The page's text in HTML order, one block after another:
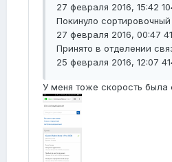
27 февраля 2016, 15:42
Покинуло сортировочный
27 февраля 2016, 00:47
Принято в отделении
25 февраля 2016, 12:07
У меня тоже скорость была